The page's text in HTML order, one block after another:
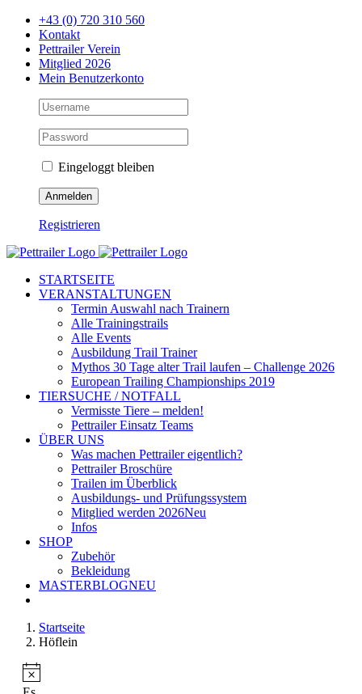
Zum
Inhalt
springen
+43 (0) 720 310 560
Kontakt
Pettrailer Verein
Mitglied 2026
Mein Benutzerkonto
Eingeloggt bleiben
Registrieren
Facebook
X
YouTube
Instagram
STARTSEITE
VERANSTALTUNGEN
Termin Auswahl nach Trainern
Alle Trainingstrails
Alle Events
Ausbildung Trail Trainer
Mythos 30 Tage alter Trail laufen – Challenge 2026
European Trailing Championships 2019
TIERSUCHE / NOTFALL
Vermisste Tiere – melden!
Pettrailer Einsatz Teams
ÜBER UNS
Was machen Pettrailer eigentlich?
Pettrailer Broschüre
Trailen im Überblick
Ausbildungs- und Prüfungssystem
Mitglied werden 2026Neu
Infos
SHOP
Zubehör
Bekleidung
MASTERBLOGNEU
Startseite
Höflein
Hinweis